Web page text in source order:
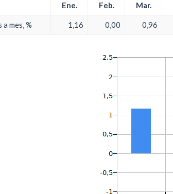
Ene. Feb. Mar.
a mes, % 1,16 0,00 0,96